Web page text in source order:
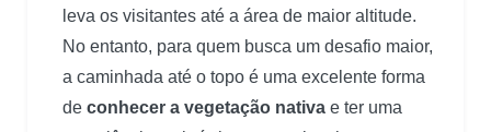
leva os visitantes até a área de maior altitude.
No entanto, para quem busca um desafio maior,
a caminhada até o topo é uma excelente forma
de conhecer a vegetação nativa e ter uma